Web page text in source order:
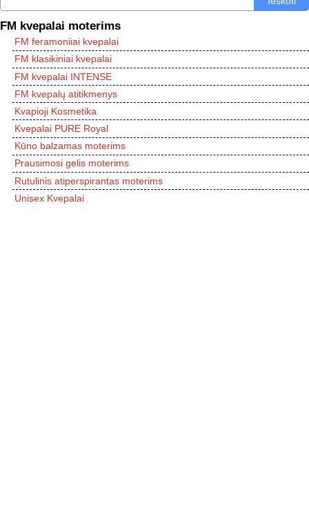
FM kvepalai moterims
FM feramoniiai kvepalai
FM klasikiniai kvepalai
FM kvepalai INTENSE
FM kvepalų atitikmenys
Kvapioji Kosmetika
Kvepalai PURE Royal
Kūno balzamas moterims
Prausimosi gelis moterims
Rutulinis atiperspirantas moterims
Unisex Kvepalai